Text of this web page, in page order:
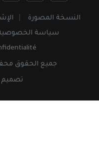
النسخة المصورة
سياسة
جميع الحقوق محفوظة ©
تصميم